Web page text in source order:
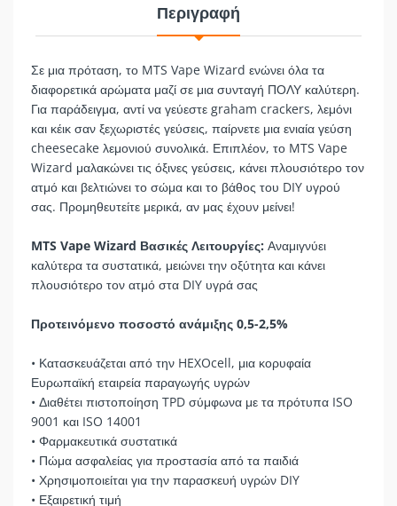
Περιγραφή
Σε μια πρόταση, το MTS Vape Wizard ενώνει όλα τα
διαφορετικά αρώματα μαζί σε μια συνταγή ΠΟΛΥ καλύτερη.
Για παράδειγμα, αντί να γεύεστε graham crackers, λεμόνι
και κέικ σαν ξεχωριστές γεύσεις, παίρνετε μια ενιαία γεύση
cheesecake λεμονιού συνολικά. Επιπλέον, το MTS Vape
Wizard μαλακώνει τις όξινες γεύσεις, κάνει πλουσιότερο τον
ατμό και βελτιώνει το σώμα και το βάθος του DIY υγρού
σας. Προμηθευτείτε μερικά, αν μας έχουν μείνει!
MTS Vape Wizard Βασικές Λειτουργίες: Αναμιγνύει
καλύτερα τα συστατικά, μειώνει την οξύτητα και κάνει
πλουσιότερο τον ατμό στα DIY υγρά σας
Προτεινόμενο ποσοστό ανάμιξης 0,5-2,5%
• Κατασκευάζεται από την HEXOcell, μια κορυφαία
Ευρωπαϊκή εταιρεία παραγωγής υγρών
• Διαθέτει πιστοποίηση TPD σύμφωνα με τα πρότυπα ISO
9001 και ISO 14001
• Φαρμακευτικά συστατικά
• Πώμα ασφαλείας για προστασία από τα παιδιά
• Χρησιμοποιείται για την παρασκευή υγρών DIY
• Εξαιρετική τιμή